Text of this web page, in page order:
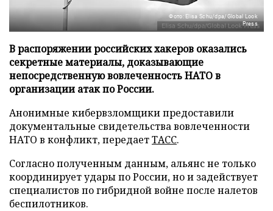
Фото: Elisa Schu/dpa/Global Look
Press
В распоряжении российских хакеров оказались
секретные материалы, доказывающие
непосредственную вовлеченность НАТО в
организации атак по России.
Анонимные кибервзломщики предоставили
документальные свидетельства вовлеченности
НАТО в конфликт, передаетТАСС.
Согласно полученным данным, альянс не только
координирует удары по России, но и задействует
специалистов по гибридной войне после налетов
беспилотников.